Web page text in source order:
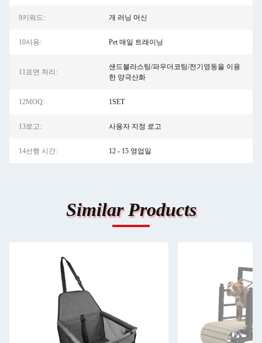
9키워드: 개 러닝 머신
10사용: Pet 매일 트래이닝
11표면 처리:
샌드블라스팅/파우더코팅/전기영동을 이용
한 양극산화
12MOQ: 1SET
13로고: 사용자 지정 로고
14선행 시간: 12 - 15 영업일
Similar Products